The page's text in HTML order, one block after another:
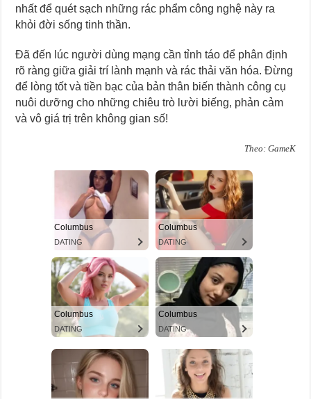
nhất để quét sạch những rác phẩm công nghệ này ra
khỏi đời sống tinh thần.
Đã đến lúc người dùng mạng cần tỉnh táo để phân định
rõ ràng giữa giải trí lành mạnh và rác thải văn hóa. Đừng
để lòng tốt và tiền bạc của bản thân biến thành công cụ
nuôi dưỡng cho những chiêu trò lười biếng, phản cảm
và vô giá trị trên không gian số!
Theo: GameK